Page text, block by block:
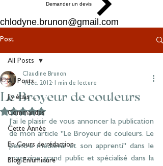
Demander un devis
chlodyne.brunon@gmail.com
Post
All Posts
J'y étais ...
Commandes
Cette Année
En Cours de rédaction
Blog Enluminure
All Posts
Le Broyeur de couleurs
Claudine Brunon
4 déc. 2012 1 min de lecture
Noté NaN étoiles sur 5.
J'ai le plaisir de vous annoncer la publication
de mon article "Le Broyeur de couleurs. Le
peintre médiéval et son apprenti" dans le
magazine grand public et spécialisé dans la